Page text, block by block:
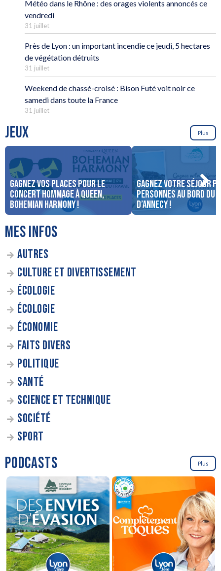
Météo dans le Rhône : des orages violents annoncés ce
vendredi
31 juillet
Près de Lyon : un important incendie ce jeudi, 5 hectares
de végétation détruits
31 juillet
Weekend de chassé-croisé : Bison Futé voit noir ce
samedi dans toute la France
31 juillet
JEUX Plus
Gagnez vos places pour le
concert Hommage à Queen,
Bohemian Harmony !
Gagnez votre séjour
personnes au bord du
d’Annecy !
MES INFOS
AUTRES
CULTURE ET DIVERTISSEMENT
ÉCOLOGIE
ÉCOLOGIE
ÉCONOMIE
FAITS DIVERS
POLITIQUE
SANTÉ
SCIENCE ET TECHNIQUE
SOCIÉTÉ
SPORT
PODCASTS Plus